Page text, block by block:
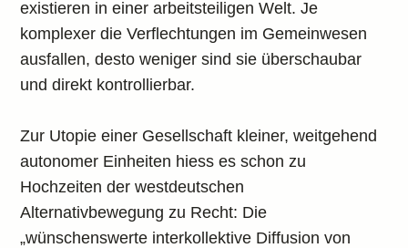
existieren in einer arbeitsteiligen Welt. Je
komplexer die Verflechtungen im Gemeinwesen
ausfallen, desto weniger sind sie überschaubar
und direkt kontrollierbar.
Zur Utopie einer Gesellschaft kleiner, weitgehend
autonomer Einheiten hiess es schon zu
Hochzeiten der westdeutschen
Alternativbewegung zu Recht: Die
„wünschenswerte interkollektive Diffusion von